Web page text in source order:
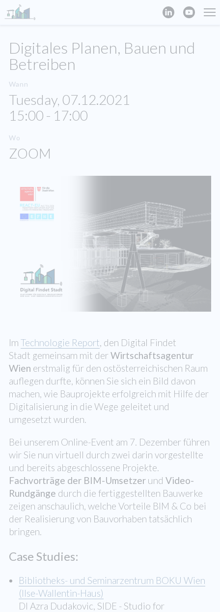
Digitales Planen, Bauen und
Betreiben
Wann
Tuesday, 07.12.2021
15:00 - 17:00
Wo
ZOOM
Im Technologie Report, den Digital Findet
Stadt gemeinsam mit derWirtschaftsagentur
Wien erstmalig für den ostösterreichischen Raum
auflegen durfte, können Sie sich ein Bild davon
machen, wie Bauprojekte erfolgreich mit Hilfe der
Digitalisierung in die Wege geleitet und
umgesetzt wurden.
Bei unserem Online-Event am 7. Dezember führen
wir Sie nun virtuell durch zwei darin vorgestellte
und bereits abgeschlossene Projekte.
Fachvorträge der BIM-Umsetzer und Video-
Rundgänge durch die fertiggestellten Bauwerke
zeigen anschaulich, welche Vorteile BIM & Co bei
der Realisierung von Bauvorhaben tatsächlich
bringen.
­Case Studies:
Bibliotheks- und Seminarzentrum BOKU Wien
(Ilse-Wallentin-Haus)
DI Azra Dudakovic, SIDE - Studio for